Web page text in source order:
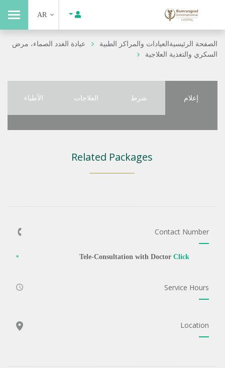
AR
الصفحة الرئيسيةالعيادات والمراكز الطبية
عيادة الغدد الصماء، مرض
السكري والتغذية العلاجية
إعلام شرط العلاجات الأطباء
Related Packages
Contact Number
Tele-Consultation with Doctor Click
Service Hours
Location